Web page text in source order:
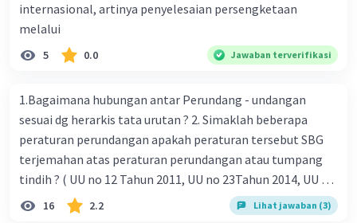
internasional, artinya penyelesaian persengketaan
melalui
5 0.0 Jawaban terverifikasi
1.Bagaimana hubungan antar Perundang - undangan
sesuai dg herarkis tata urutan ? 2. Simaklah beberapa
peraturan perundangan apakah peraturan tersebut SBG
terjemahan atas peraturan perundangan atau tumpang
tindih ? ( UU no 12 Tahun 2011, UU no 23Tahun 2014, UU No
25 Tahun 2004 ) 3 . Tuliskan peraturan perundangan yg di
undangkan atas perintah TAP MPR NO I / MPR/ 2003
16 2.2 Lihat jawaban (3)